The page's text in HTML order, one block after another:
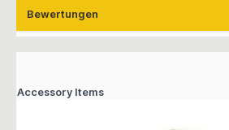
Bewertungen
Accessory Items